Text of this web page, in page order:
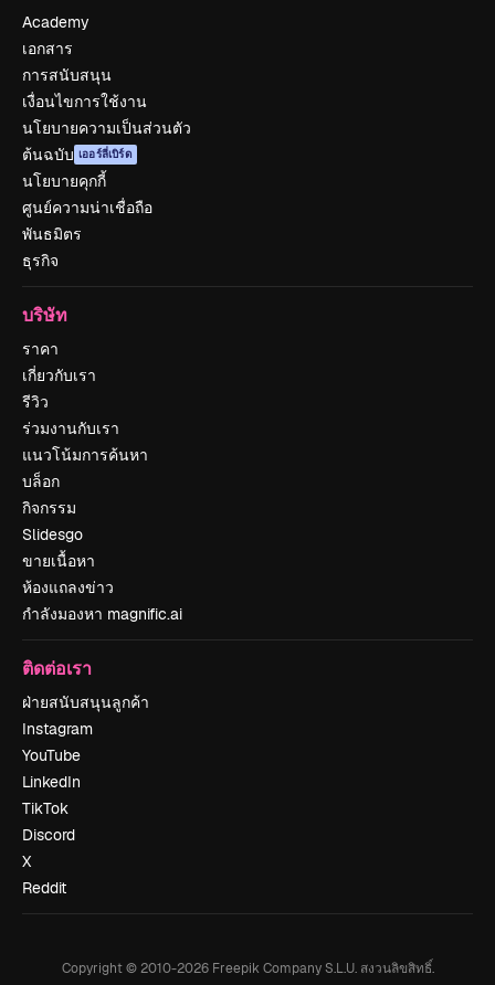
Academy
เอกสาร
การสนับสนุน
เงื่อนไขการใช้งาน
นโยบายความเป็นส่วนตัว
ต้นฉบับ เออร์ลี่เบิร์ด
นโยบายคุกกี้
ศูนย์ความน่าเชื่อถือ
พันธมิตร
ธุรกิจ
บริษัท
ราคา
เกี่ยวกับเรา
รีวิว
ร่วมงานกับเรา
แนวโน้มการค้นหา
บล็อก
กิจกรรม
Slidesgo
ขายเนื้อหา
ห้องแถลงข่าว
กำลังมองหา magnific.ai
ติดต่อเรา
ฝ่ายสนับสนุนลูกค้า
Instagram
YouTube
LinkedIn
TikTok
Discord
X
Reddit
Copyright © 2010-2026Freepik Company S.L.U. สงวนลิขสิทธิ์.